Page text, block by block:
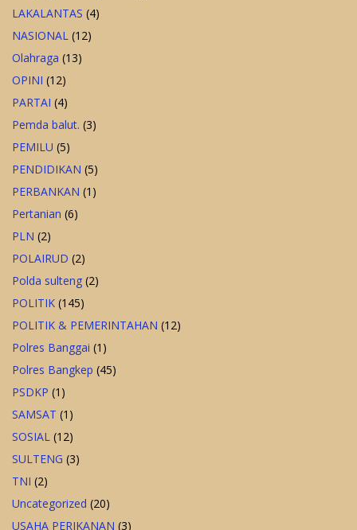
LAKALANTAS (4)
NASIONAL (12)
Olahraga (13)
OPINI (12)
PARTAI (4)
Pemda balut. (3)
PEMILU (5)
PENDIDIKAN (5)
PERBANKAN (1)
Pertanian (6)
PLN (2)
POLAIRUD (2)
Polda sulteng (2)
POLITIK (145)
POLITIK & PEMERINTAHAN (12)
Polres Banggai (1)
Polres Bangkep (45)
PSDKP (1)
SAMSAT (1)
SOSIAL (12)
SULTENG (3)
TNI (2)
Uncategorized (20)
USAHA PERIKANAN (3)